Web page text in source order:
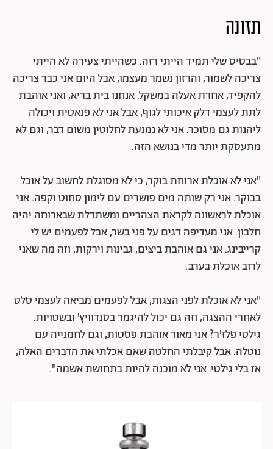
תזונה
"בבסיס שלי תמיד הייתי רזה. כשהייתי צעירה לא הייתי
צריכה לשמור, והרזון נשמר מעצמו, אבל היום אני כבר צריכה
להקפיד, אחרת אעלה במשקל. אנחנו בית בריא, ואני אוהבת
לתת לעצמי דלק איכותי לגוף, אבל אני לא פנאטית ויכולה
ליהנות גם מסוכר. אני לא נמנעת לחלוטין משום דבר, וגם לא
מתעסקת יותר מדי בנושא הזה.
"אני לא אוכלת ארוחת בוקר, כי לא מסוגלת לחשוב על אוכל
בבוקר. אני רק שותה מים פושרים עם לימון סחוט וקפה. אני
אוכלת לראשונה לקראת הצהריים ומשתדלת שבארוחה יהיה
חלבון. אני מעדיפה דגים על פני בשר, אבל לפעמים יש לי
קרייבינג. אני גם אוהבת ביצים, גבינות וירקות, וזה מה שאני
לרוב אוכלת בערב.
"אני לא אוכלת לפני הצגות, אבל לפעמים מביאה לעצמי סלט
לאחרי ההצגה, וזה גם יכול להיגמר בסנדוויץ' ובשטויות.
גילטי פלז'ר? אני מאוד אוהבת פסטות, וגם לחמנייה עם
נוטלה. אבל קיבלתי החלטה שאם אכלתי את הדברים האלה,
אז בלי גילטי. אני לא מוכנה להיות בתחושת אשמה".